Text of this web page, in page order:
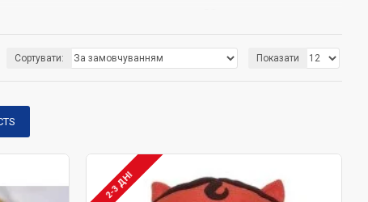
негативних героїв. Недарма вони так
тільки в нашому магазині, іграшки-
Сортувати: Показати
2-3 ДНІ